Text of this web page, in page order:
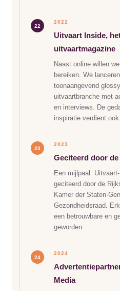
22
2022
Uitvaart Inside,
uitvaartmagazine
Naast online willen
bereiken. We
toonaangevend
uitvaartbranche met
en interviews. De
inspiratie verdient
23
2023
Geciteerd door
Een mijlpaal:
geciteerd door de
Kamer der Staten-
Gezondheidsraad.
een betrouwbare en
geworden.
24
2024
Media